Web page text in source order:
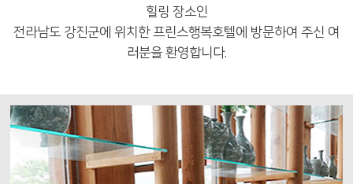
힐링 장소인
전라남도 강진군에 위치한 프린스행복호텔에 방문하여 주신 여
러분을 환영합니다.